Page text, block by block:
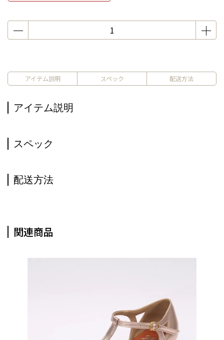
アイテム説明 スペック 配送方法
アイテム説明
スペック
配送方法
関連商品